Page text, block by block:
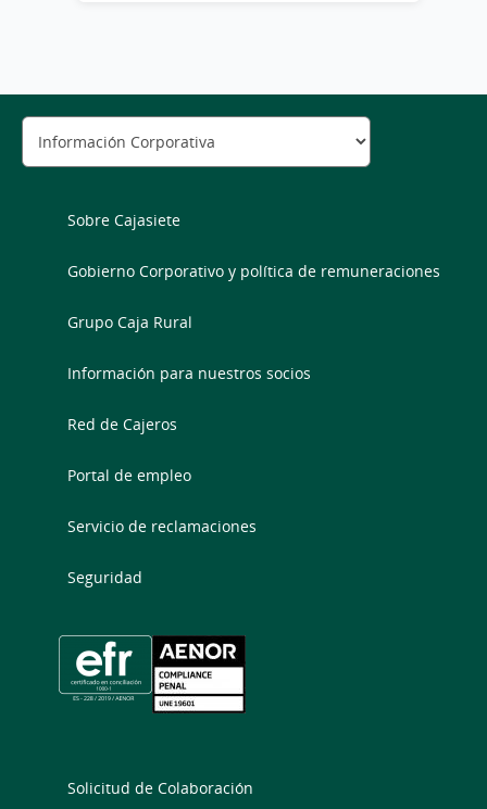
Sobre Cajasiete
Gobierno Corporativo y política de remuneraciones
Grupo Caja Rural
Información para nuestros socios
Red de Cajeros
Portal de empleo
Servicio de reclamaciones
Seguridad
Solicitud de Colaboración